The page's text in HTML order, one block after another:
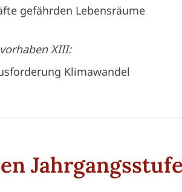
gefährden Lebensräume
XIII:
Klimawandel